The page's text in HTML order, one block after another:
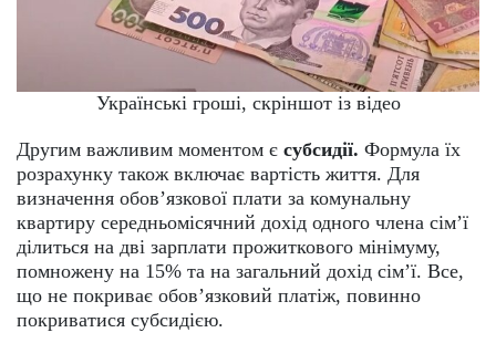
Українські гроші, скріншот із відео
Другим важливим моментом є субсидії. Формула їх
розрахунку також включає вартість життя. Для
визначення обов’язкової плати за комунальну
квартиру середньомісячний дохід одного члена сім’ї
ділиться на дві зарплати прожиткового мінімуму,
помножену на 15% та на загальний дохід сім’ї. Все,
що не покриває обов’язковий платіж, повинно
покриватися субсидією.